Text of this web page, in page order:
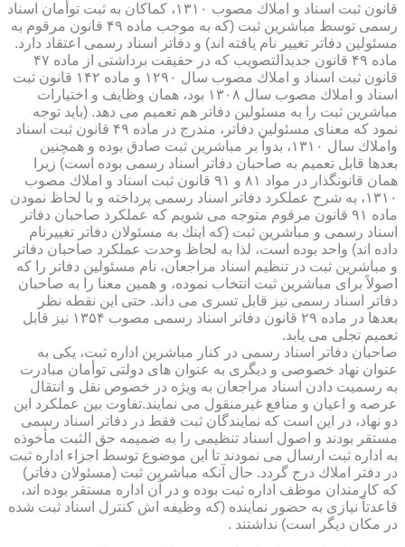
قانون ثبت اسناد و املاك مصوب ۱۳۱۰، كماكان به ثبت توأمان اسناد
رسمی توسط مباشرین ثبت (كه به موجب ماده ۴۹ قانون مرقوم به
مسئولین دفاتر تغییر نام یافته اند) و دفاتر اسناد رسمی اعتقاد دارد.
ماده ۴۹ قانون جدیدالتصویب كه در حقیقت برداشتی از ماده ۴۷
قانون ثبت اسناد و املاك مصوب سال ۱۲۹۰ و ماده ۱۴۲ قانون ثبت
اسناد و املاك مصوب سال ۱۳۰۸ بود، همان وظایف و اختیارات
مباشرین ثبت را به مسئولین دفاتر هم تعمیم می دهد. (باید توجه
نمود كه معنای مسئولین دفاتر، مندرج در ماده ۴۹ قانون ثبت اسناد
واملاك سال ۱۳۱۰، بدواً بر مباشرین ثبت صادق بوده و همچنین
بعدها قابل تعمیم به صاحبان دفاتر اسناد رسمی بوده است) زیرا
همان قانونگذار در مواد ۸۱ و ۹۱ قانون ثبت اسناد و املاك مصوب
۱۳۱۰، به شرح عملكرد دفاتر اسناد رسمی پرداخته و با لحاظ نمودن
ماده ۹۱ قانون مرقوم متوجه می شویم كه عملكرد صاحبان دفاتر
اسناد رسمی و مباشرین ثبت (كه اینك به مسئولان دفاتر تغییرنام
داده اند) واحد بوده است، لذا به لحاظ وحدت عملكرد صاحبان دفاتر
و مباشرین ثبت در تنظیم اسناد مراجعان، نام مسئولین دفاتر را كه
اصولاً برای مباشرین ثبت انتخاب نموده، و همین معنا را به صاحبان
دفاتر اسناد رسمی نیز قابل تسری می داند. حتی این نقطه نظر
بعدها در ماده ۲۹ قانون دفاتر اسناد رسمی مصوب ۱۳۵۴ نیز قابل
تعمیم تجلی می یابد.
صاحبان دفاتر اسناد رسمی در كنار مباشرین اداره ثبت، یكی به
عنوان نهاد خصوصی و دیگری به عنوان های دولتی توأمان مبادرت
به رسمیت دادن اسناد مراجعان به ویژه در خصوص نقل و انتقال
عرصه و اعیان و منافع غیرمنقول می نمایند.تفاوت بین عملكرد این
دو نهاد، در این است كه نمایندگان ثبت فقط در دفاتر اسناد رسمی
مستقر بودند و اصول اسناد تنظیمی را به ضمیمه حق الثبت مأخوذه
به اداره ثبت ارسال می نمودند تا این موضوع توسط اجزاء اداره ثبت
در دفتر املاك درج گردد. حال آنكه مباشرین ثبت (مسئولان دفاتر)
كه كارمندان موظف اداره ثبت بوده و در آن اداره مستقر بوده اند،
قاعدتاً نیازی به حضور نماینده (كه وظیفه اش كنترل اسناد ثبت شده
در مكان دیگر است) نداشتند .